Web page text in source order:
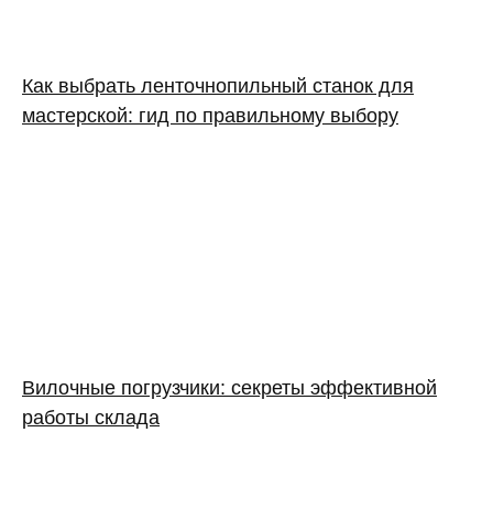
Как выбрать ленточнопильный станок для
мастерской: гид по правильному выбору
Вилочные погрузчики: секреты эффективной
работы склада